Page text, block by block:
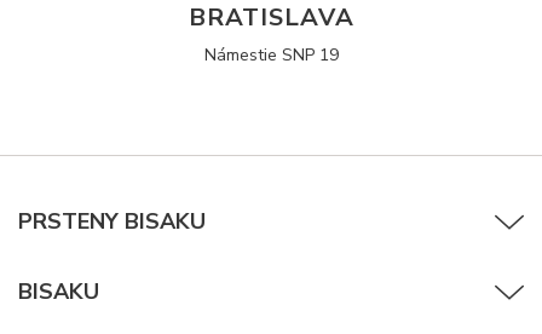
BRATISLAVA
Námestie SNP 19
PRSTENY BISAKU
BISAKU